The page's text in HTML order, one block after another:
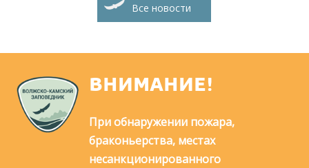
Все новости
ВНИМАНИЕ!
При обнаружении пожара,
браконьерства, местах
несанкционированного